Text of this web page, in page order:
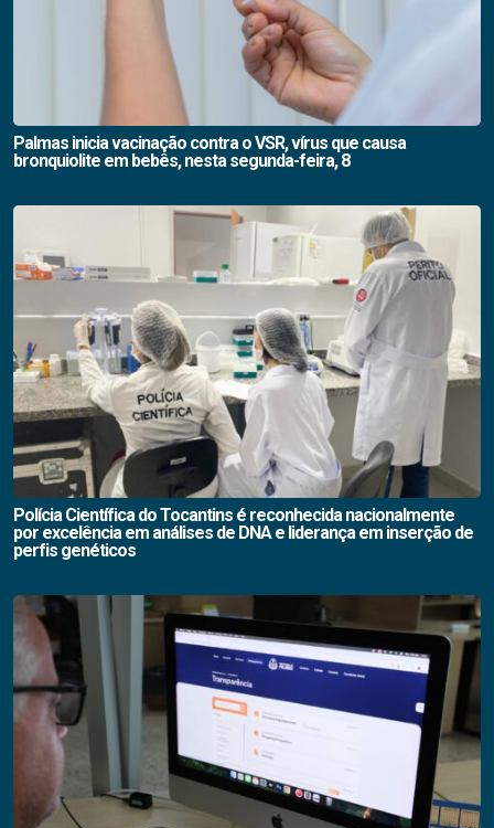
Palmas inicia vacinação contra o VSR, vírus que causa
bronquiolite em bebês, nesta segunda-feira, 8
Polícia Científica do Tocantins é reconhecida nacionalmente
por excelência em análises de DNA e liderança em inserção de
perfis genéticos